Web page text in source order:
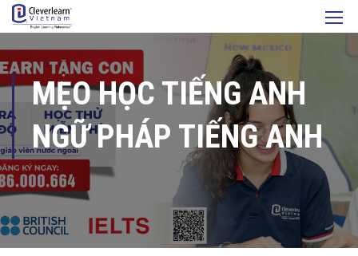
MẸO HỌC TIẾNG ANH
NGỮ PHÁP TIẾNG ANH